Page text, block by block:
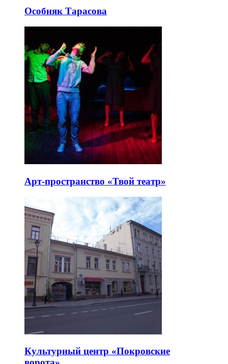
Особняк Тарасова
Арт-пространство «Твой театр»
Культурный центр «Покровские